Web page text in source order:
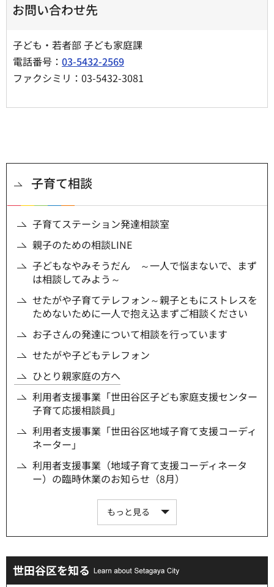
お問い合わせ先
子ども・若者部 子ども家庭課
電話番号： 03-5432-2569
ファクシミリ：03-5432-3081
子育て相談
子育てステーション発達相談室
親子のための相談LINE
子どもなやみそうだん ～一人で悩まないで、まず
は相談してみよう～
せたがや子育てテレフォン～親子ともにストレスを
ためないために一人で抱え込まずご相談ください
お子さんの発達について相談を行っています
せたがや子どもテレフォン
ひとり親家庭の方へ
利用者支援事業「世田谷区子ども家庭支援センター
子育て応援相談員」
利用者支援事業「世田谷区地域子育て支援コーディ
ネーター」
利用者支援事業（地域子育て支援コーディネータ
ー）の臨時休業のお知らせ（8月）
もっと見る
世田谷区を知る